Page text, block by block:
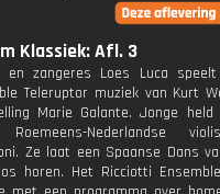
Klassiek: Afl. 3
en zangeres Loes Luca
Teleruptor muziek van Kurt
Marie Galante. Jonge
Roemeens-Nederlandse
Ze laat een Spaanse Dans
horen. Het Ricciotti